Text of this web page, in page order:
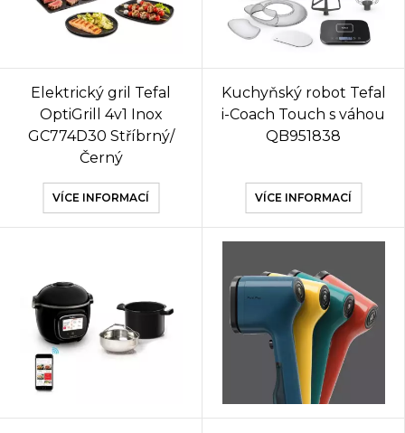
Elektrický gril Tefal
OptiGrill 4v1 Inox
GC774D30 Stříbrný/
Černý
VÍCE INFORMACÍ
Kuchyňský robot Tefal
i-Coach Touch s váhou
QB951838
VÍCE INFORMACÍ